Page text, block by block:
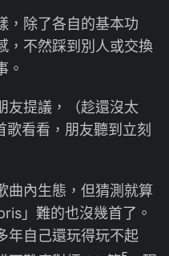
除了各自的基本功
，不然踩到別人或交換
。
提議，（趁還沒太
看看，朋友聽到立刻
內生態，但猜測就算
」難的也沒幾首了。
年自己還玩得玩不起